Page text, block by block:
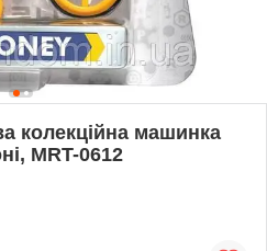
колекційна машинка
MRT-0612